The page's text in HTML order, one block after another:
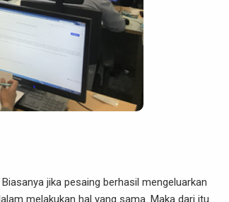
jika pesaing berhasil mengeluarkan
melakukan hal yang sama. Maka dari itu